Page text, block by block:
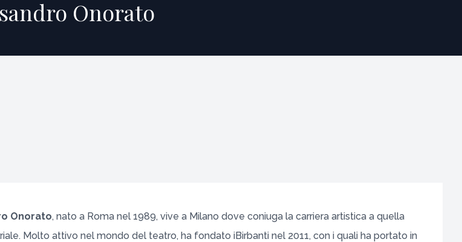
Onorato
Onorato, nato a Roma nel 1989, vive a Milano dove coniuga la carriera artistica a quella
Molto attivo nel mondo del teatro, ha fondato iBirbanti nel 2011, con i quali ha portato in